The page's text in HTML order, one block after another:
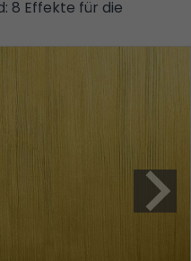
8 Effekte für die